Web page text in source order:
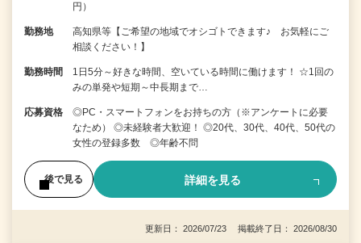
円）
勤務地
高知県等【ご希望の地域でオシゴトできます♪ お気軽にご
相談ください！】
勤務時間
1日5分～好きな時間、空いている時間に働けます！ ☆1回の
みの単発や短期～中長期まで…
応募資格
◎PC・スマートフォンをお持ちの方（※アンケートに必要
なため） ◎未経験者大歓迎！ ◎20代、30代、40代、50代の
女性の登録多数 ◎年齢不問
後で見る 詳細を見る
更新日： 2026/07/23 掲載終了日： 2026/08/30